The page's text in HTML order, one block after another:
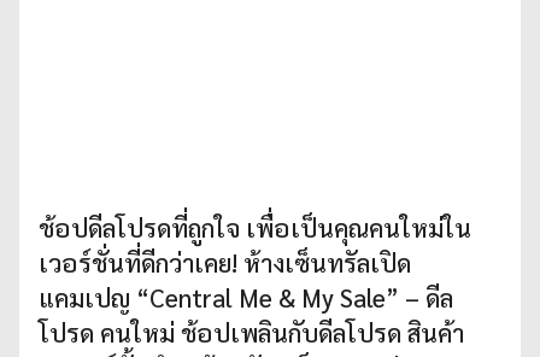
ช้อปดีลโปรดที่ถูกใจ เพื่อเป็นคุณคนใหม่ใน
เวอร์ชั่นที่ดีกว่าเคย! ห้างเซ็นทรัลเปิด
แคมเปญ “Central Me & My Sale” – ดีล
โปรด คนใหม่ ช้อปเพลินกับดีลโปรด สินค้า